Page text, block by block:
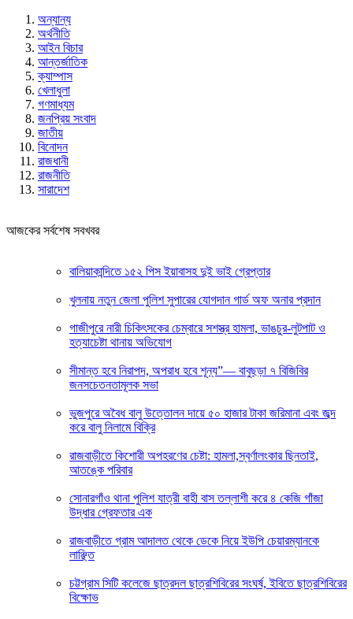
অন্যান্য
অর্থনীতি
আইন বিচার
আন্তর্জাতিক
ক্যাম্পাস
খেলাধুলা
গণমাধ্যম
জনপ্রিয় সংবাদ
জাতীয়
বিনোদন
রাজধানী
রাজনীতি
সারাদেশ
আজকের সর্বশেষ সবখবর
বালিয়াকান্দিতে ১৫২ পিস ইয়াবাসহ দুই ভাই গ্রেপ্তার
খুলনায় নতুন জেলা পুলিশ সুপারের যোগদান গার্ড অফ অনার প্রদান
গাজীপুরে নারী চিকিৎসকের চেম্বারে সশস্ত্র হামলা, ভাঙচুর-লুটপাট ও
হত্যাচেষ্টা থানায় অভিযোগ
সীমান্ত হবে নিরাপদ, অপরাধ হবে শূন্য”— বাবুছড়া ৭ বিজিবির
জনসচেতনতামূলক সভা
ভুজপুরে অবৈধ বালু উত্তোলন দায়ে ৫০ হাজার টাকা জরিমানা এবং জব্দ
করে বালু নিলামে বিক্রি
রাজবাড়ীতে কিশোরী অপহরণের চেষ্টা: হামলা,স্বর্ণালংকার ছিনতাই,
আতঙ্কে পরিবার
সোনারগাঁও থানা পুলিশ যাত্রী বাহী বাস তল্লাশী করে ৪ কেজি গাঁজা
উদ্ধার গ্রেফতার এক
রাজবাড়ীতে গ্রাম আদালত থেকে ডেকে নিয়ে ইউপি চেয়ারম্যানকে
লাঞ্ছিত
চট্টগ্রাম সিটি কলেজে ছাত্রদল ছাত্রশিবিরের সংঘর্ষ, ইবিতে ছাত্রশিবিরের
বিক্ষোভ